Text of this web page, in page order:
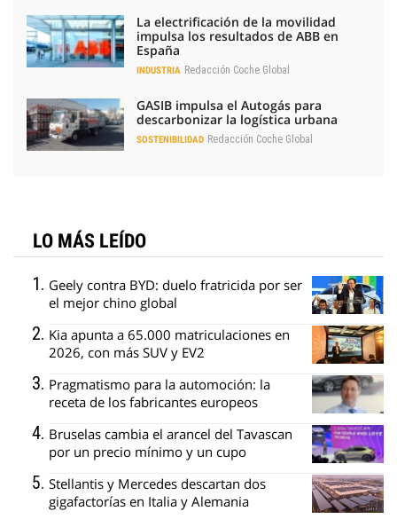
La electrificación de la movilidad
impulsa los resultados de ABB en
España
INDUSTRIA Redacción Coche Global
GASIB impulsa el Autogás para
descarbonizar la logística urbana
SOSTENIBILIDAD Redacción Coche Global
LO MÁS LEÍDO
Geely contra BYD: duelo fratricida por ser
el mejor chino global
Kia apunta a 65.000 matriculaciones en
2026, con más SUV y EV2
Pragmatismo para la automoción: la
receta de los fabricantes europeos
Bruselas cambia el arancel del Tavascan
por un precio mínimo y un cupo
Stellantis y Mercedes descartan dos
gigafactorías en Italia y Alemania